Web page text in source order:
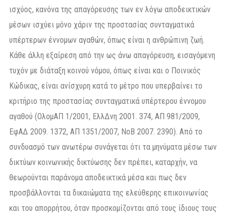
ισχύος, κανόνα της απαγόρευσης των εν λόγω αποδεικτικών
μέσων ισχύει μόνο χάριν της προστασίας συνταγματικά
υπέρτερων έννομων αγαθών, όπως είναι η ανθρώπινη ζωή.
Κάθε άλλη εξαίρεση από την ως άνω απαγόρευση, εισαγόμενη
τυχόν με διάταξη κοινού νόμου, όπως είναι και ο Ποινικός
Κώδικας, είναι ανίσχυρη κατά το μέτρο που υπερβαίνει το
κριτήριο της προστασίας συνταγματικά υπέρτερου έννομου
αγαθού (ΟλομΑΠ 1/2001, ΕλλΔνη 2001. 374, ΑΠ 981/2009,
ΕφΑΔ 2009. 1372, ΑΠ 1351/2007, ΝοΒ 2007. 2390). Από το
συνδυασμό των ανωτέρω συνάγεται ότι τα μηνύματα μέσω των
δικτύων κοινωνικής δικτύωσης δεν πρέπει, καταρχήν, να
θεωρούνται παράνομα αποδεικτικά μέσα και πως δεν
προσβάλλονται τα δικαιώματα της ελεύθερης επικοινωνίας
και του απορρήτου, όταν προσκομίζονται από τους ίδιους τους